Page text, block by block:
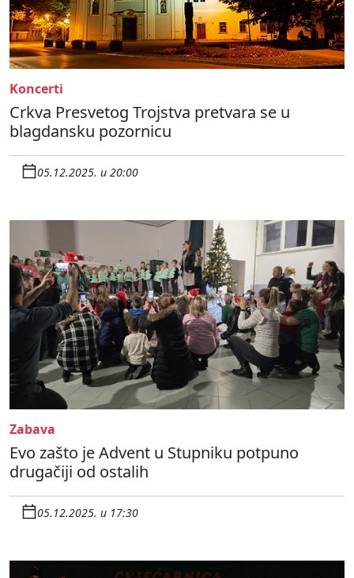
Koncerti
Crkva Presvetog Trojstva pretvara se u
blagdansku pozornicu
05.12.2025. u 20:00
Zabava
Evo zašto je Advent u Stupniku potpuno
drugačiji od ostalih
05.12.2025. u 17:30